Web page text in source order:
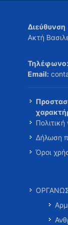
Διεύθυνση
Ακτή
Τηλέφωνο:
Email:
Δήλωση
Όροι